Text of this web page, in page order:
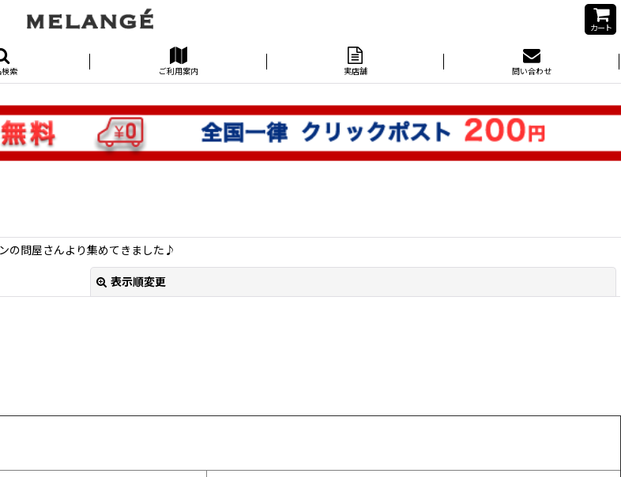
カート
検索 ご利用案内 実店舗 問い合わせ
の問屋さんより集めてきました♪
表示順変更
絞り込む